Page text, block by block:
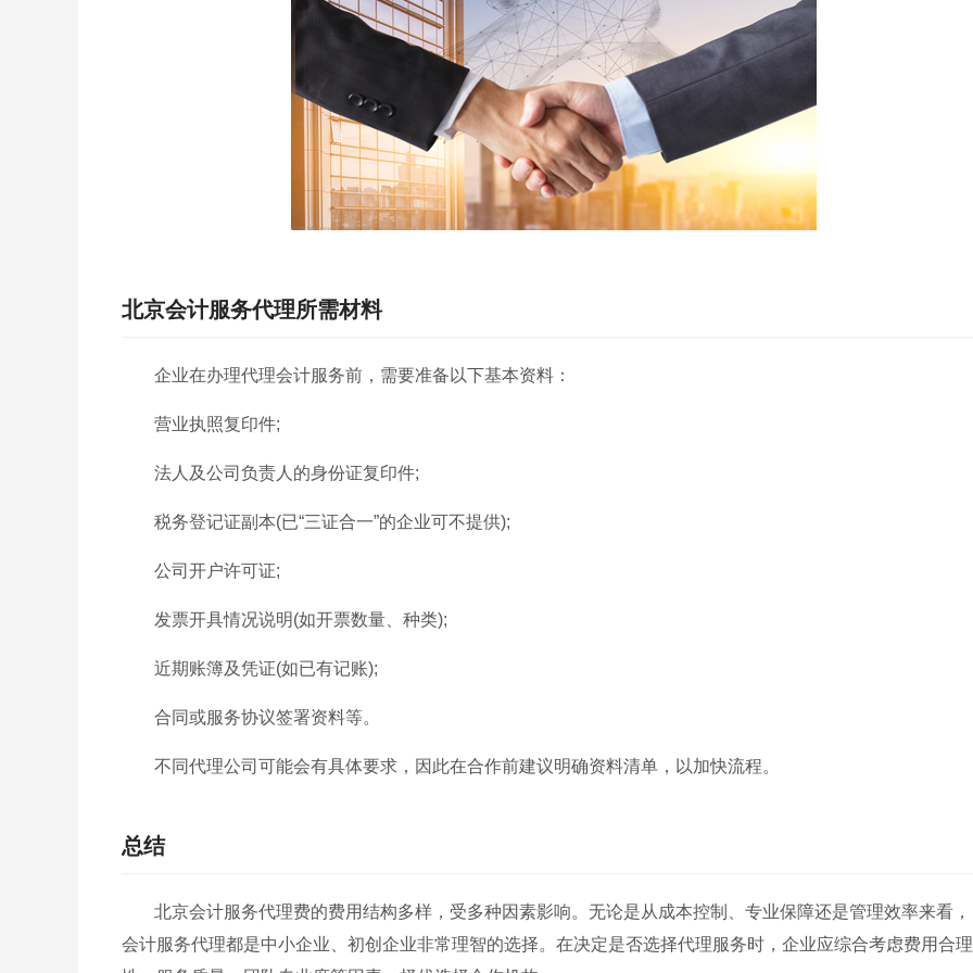
北京会计服务代理所需材料
企业在办理代理会计服务前，需要准备以下基本资料：
营业执照复印件;
法人及公司负责人的身份证复印件;
税务登记证副本(已“三证合一”的企业可不提供);
公司开户许可证;
发票开具情况说明(如开票数量、种类);
近期账簿及凭证(如已有记账);
合同或服务协议签署资料等。
不同代理公司可能会有具体要求，因此在合作前建议明确资料清单，以加快流程。
总结
北京会计服务代理费的费用结构多样，受多种因素影响。无论是从成本控制、专业保障还是管理效率来看，
会计服务代理都是中小企业、初创企业非常理智的选择。在决定是否选择代理服务时，企业应综合考虑费用合理